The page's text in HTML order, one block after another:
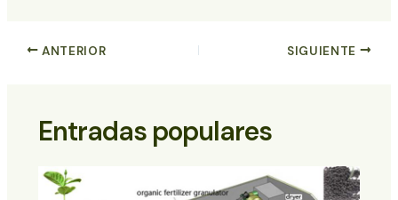
ANTERIOR SIGUIENTE
Entradas populares